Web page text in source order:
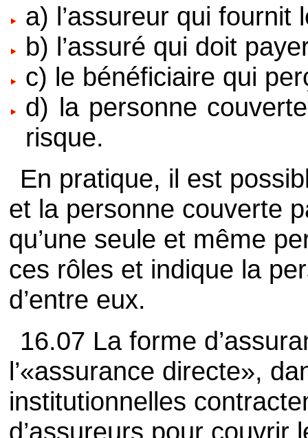
a) l’assureur qui fournit
b) l’assuré qui doit
c) le bénéficiaire qui
d) la personne
risque.
En pratique, il est
et la personne couverte
qu’une seule et même
ces rôles et indique la
d’entre eux.
16.07 La forme
l’«assurance directe»,
institutionnelles
d’assureurs pour couvrir